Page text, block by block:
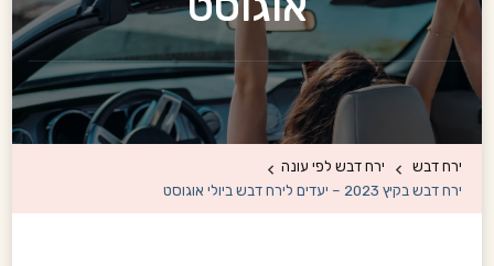
ירח דבש
ירח דבש לפי עונה
ירח דבש בקיץ 2023 – יעדים לירח דבש ביולי אוגוסט